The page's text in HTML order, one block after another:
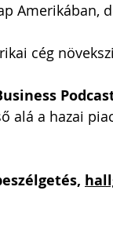
Business
Tőke
Amerikában,
cég
alá a hazai